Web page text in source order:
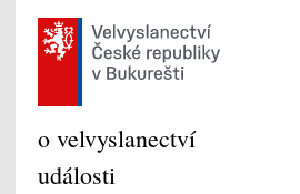
o velvyslanectví
události